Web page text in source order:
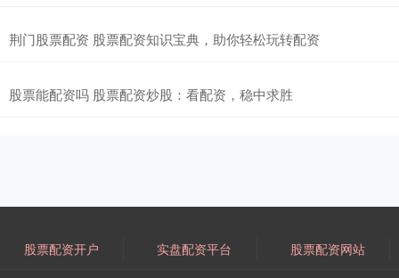
荆门股票配资 股票配资知识宝典，助你轻松玩转配资
股票能配资吗 股票配资炒股：看配资，稳中求胜
股票配资开户 实盘配资平台 股票配资网站